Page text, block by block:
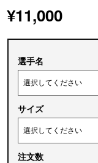
¥11,000
選手名
サイズ
注文数